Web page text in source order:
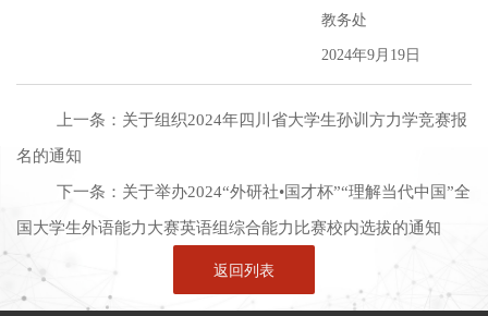
教务处
2024年9 月 19日
上一条： 关于组织2024年四川省大学生孙训方力学竞赛报
名的通知
下一条： 关于举办2024“外研社•国才杯”“理解当代中国”全
国大学生外语能力大赛英语组综合能力比赛校内选拔的通知
返回列表